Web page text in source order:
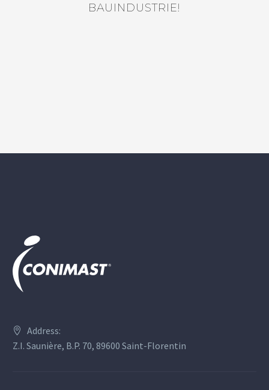
BAUINDUSTRIE!
Address:
Z.I. Saunière, B.P. 70, 89600 Saint-Florentin